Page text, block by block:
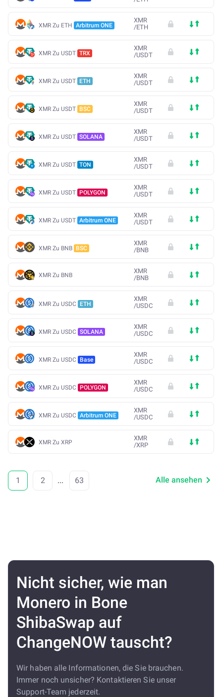
XMR Zu ETH Arbitrum ONE
XMR
/ETH
XMR Zu USDT TRX
XMR
/USDT
XMR Zu USDT ETH
XMR
/USDT
XMR Zu USDT BSC
XMR
/USDT
XMR Zu USDT SOLANA
XMR
/USDT
XMR Zu USDT TON
XMR
/USDT
XMR Zu USDT POLYGON
XMR
/USDT
XMR Zu USDT Arbitrum ONE
XMR
/USDT
XMR Zu BNB BSC
XMR
/BNB
XMR Zu BNB
XMR
/BNB
XMR Zu USDC ETH
XMR
/USDC
XMR Zu USDC SOLANA
XMR
/USDC
XMR Zu USDC Base
XMR
/USDC
XMR Zu USDC POLYGON
XMR
/USDC
XMR Zu USDC Arbitrum ONE
XMR
/USDC
XMR Zu XRP
XMR
/XRP
1 2 ... 63 Alle ansehen
Nicht sicher, wie man
Monero in Bone
ShibaSwap auf
ChangeNOW tauscht?
Wir haben alle Informationen, die Sie brauchen.
Immer noch unsicher? Kontaktieren Sie unser
Support-Team jederzeit.